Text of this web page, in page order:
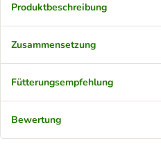
Produktbeschreibung
Zusammensetzung
Fütterungsempfehlung
Bewertung